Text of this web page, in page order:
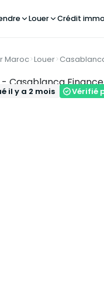
Louer Crédit
Maroc Louer
il y a 2 mois Vérifié